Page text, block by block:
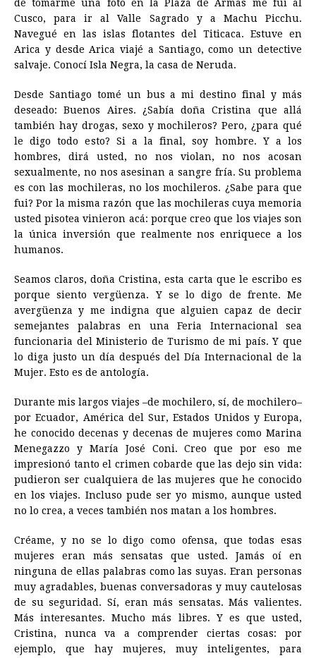
de tomarme una foto en la Plaza de Armas me fui al
Cusco, para ir al Valle Sagrado y a Machu Picchu.
Navegué en las islas flotantes del Titicaca. Estuve en
Arica y desde Arica viajé a Santiago, como un detective
salvaje. Conocí Isla Negra, la casa de Neruda.
Desde Santiago tomé un bus a mi destino final y más
deseado: Buenos Aires. ¿Sabía doña Cristina que allá
también hay drogas, sexo y mochileros? Pero, ¿para qué
le digo todo esto? Si a la final, soy hombre. Y a los
hombres, dirá usted, no nos violan, no nos acosan
sexualmente, no nos asesinan a sangre fría. Su problema
es con las mochileras, no los mochileros. ¿Sabe para que
fui? Por la misma razón que las mochileras cuya memoria
usted pisotea vinieron acá: porque creo que los viajes son
la única inversión que realmente nos enriquece a los
humanos.
Seamos claros, doña Cristina, esta carta que le escribo es
porque siento vergüenza. Y se lo digo de frente. Me
avergüenza y me indigna que alguien capaz de decir
semejantes palabras en una Feria Internacional sea
funcionaria del Ministerio de Turismo de mi país. Y que
lo diga justo un día después del Día Internacional de la
Mujer. Esto es de antología.
Durante mis largos viajes –de mochilero, sí, de mochilero–
por Ecuador, América del Sur, Estados Unidos y Europa,
he conocido decenas y decenas de mujeres como Marina
Menegazzo y María José Coni. Creo que por eso me
impresionó tanto el crimen cobarde que las dejo sin vida:
pudieron ser cualquiera de las mujeres que he conocido
en los viajes. Incluso pude ser yo mismo, aunque usted
no lo crea, a veces también nos matan a los hombres.
Créame, y no se lo digo como ofensa, que todas esas
mujeres eran más sensatas que usted. Jamás oí en
ninguna de ellas palabras como las suyas. Eran personas
muy agradables, buenas conversadoras y muy cautelosas
de su seguridad. Sí, eran más sensatas. Más valientes.
Más interesantes. Mucho más libres. Y es que usted,
Cristina, nunca va a comprender ciertas cosas: por
ejemplo, que hay mujeres, muy inteligentes, para